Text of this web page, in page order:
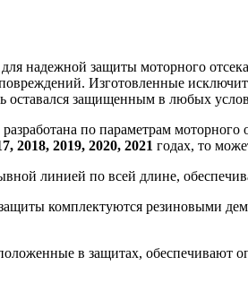
надежной защиты моторного
Изготовленные
оставался защищенным в любых
по параметрам моторного
2018, 2019, 2020, 2021 годах, то
линией по всей длине,
комплектуются резиновыми
в защитах, обеспечивают